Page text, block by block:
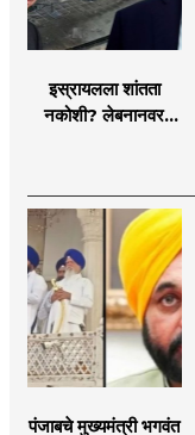
इस्रायलला शांतता
नकोशी? लेबनानवर
इराण-अमेरिकेत आरोप-
प्रत्यारोप
पंजाबचे मुख्यमंत्री भगवंत